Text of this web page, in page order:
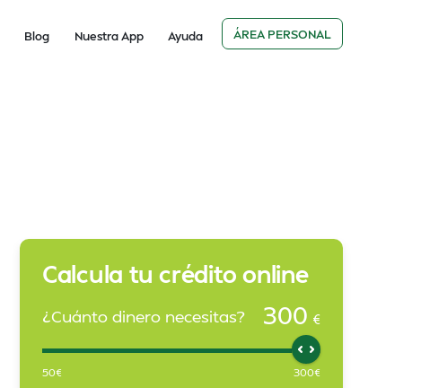
Blog Nuestra App Ayuda ÁREA PERSONAL
Calcula tu crédito online
¿Cuánto dinero necesitas? 300 €
50€ 300€